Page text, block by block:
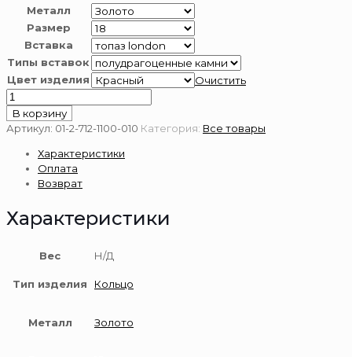
Металл
Размер
Вставка
Типы вставок
Цвет изделия
Очистить
Количество
товара
Золотое
пробы
В корзину
Артикул: 01-2-712-1100-010 Категория: Все товары
Характеристики
Оплата
Возврат
Характеристики
Вес Н/Д
Тип изделия Кольцо
Металл Золото